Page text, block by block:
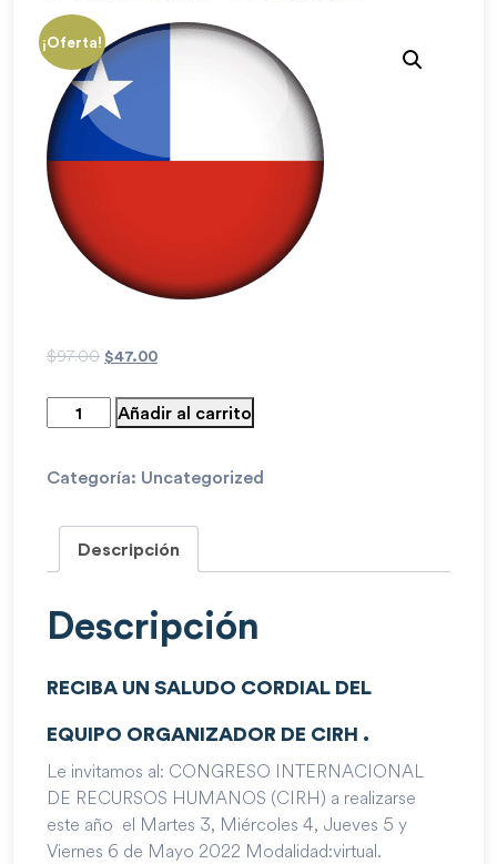
¡Oferta!
$97.00 $47.00
Añadir al carrito
Categoría: Uncategorized
Descripción
Descripción
RECIBA UN SALUDO CORDIAL DEL
EQUIPO ORGANIZADOR DE CIRH .
Le invitamos al: CONGRESO INTERNACIONAL
DE RECURSOS HUMANOS (CIRH) a realizarse
este año el Martes 3, Miércoles 4, Jueves 5 y
Viernes 6 de Mayo 2022 Modalidad:virtual.